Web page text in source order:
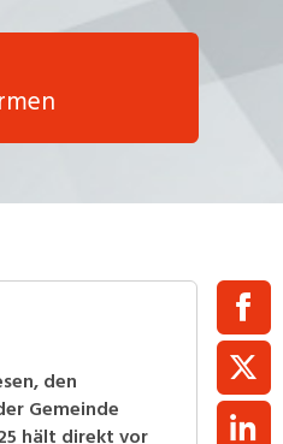
den
Gemeinde
hält direkt vor